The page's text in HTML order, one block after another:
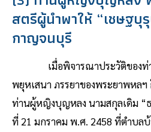
สตรีผู้นำพาให้ “เชษฐบุ
กาญจนบุรี
เมื่อพิจารณาประวัติของท่า
พยุหเสนา ภรรยาของพระยาพหล
ท่านผู้หญิงบุญหลง นามสกุลเดิม “
ที่ 21 มกราคม พ.ศ. 2458 ที่ตำบล